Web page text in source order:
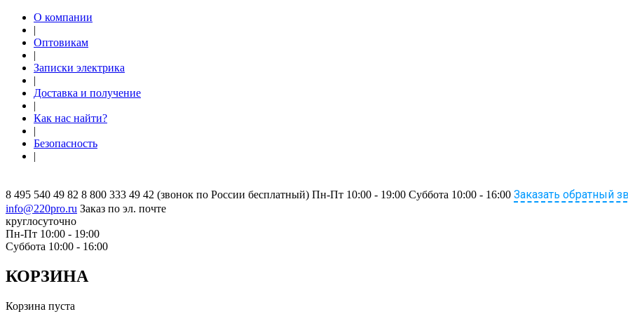
О компании
|
Оптовикам
|
Записки электрика
|
Доставка и получение
|
Как нас найти?
|
Безопасность
|
8 495 540 49 82 8 800 333 49 42 (звонок по России бесплатный) Пн-Пт 10:00 - 19:00 Суббота 10:00 - 16:00 Заказать обратный
info@220pro.ru Заказ по эл. почте
круглосуточно
Пн-Пт 10:00 - 19:00
Суббота 10:00 - 16:00
КОРЗИНА
Корзина пуста